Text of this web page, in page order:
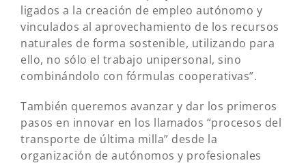
ligados a la creación de empleo autónomo y
vinculados al aprovechamiento de los recursos
naturales de forma sostenible, utilizando para
ello, no sólo el trabajo unipersonal, sino
combinándolo con fórmulas cooperativas”.
También queremos avanzar y dar los primeros
pasos en innovar en los llamados “procesos del
transporte de última milla” desde la
organización de autónomos y profesionales